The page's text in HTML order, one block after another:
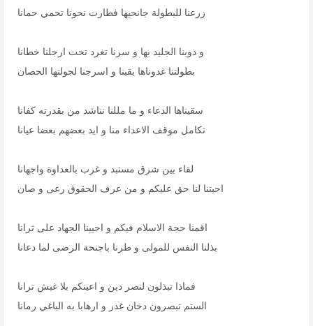
زرعنا للبطولة جانحيها فطارت نحونا تحمي حمانا
و ذوبنا الجليد بها و سرنا تغرد تحت ارجلنا خطانا
بطولتنا غدوناها يقينا و اسرجنا لجولتها الحصان
سقيناها الدعاء و ما مللنا نناشد من بقدرته كفانا
تكامل موقف الاعداء منا و ايد بعضهم بعضا عيانا
لقاء بين شرق مستبد و غرب بالعداوة واجهانا
احبتنا لنا حق عليكم و من عرف الحقوق رعى و صان
اقمنا حجة الاسلام فيكم و احيينا الجهاد على ثرانا
بذلنا النفس للمولى و طرنا باجنحة الرضى لما دعانا
فماذا تبذلون لنصر دين و اعينكم بلا غبش ترانا
الستم تبصرون دخان غدر و ارهابا به الباغي رمانا